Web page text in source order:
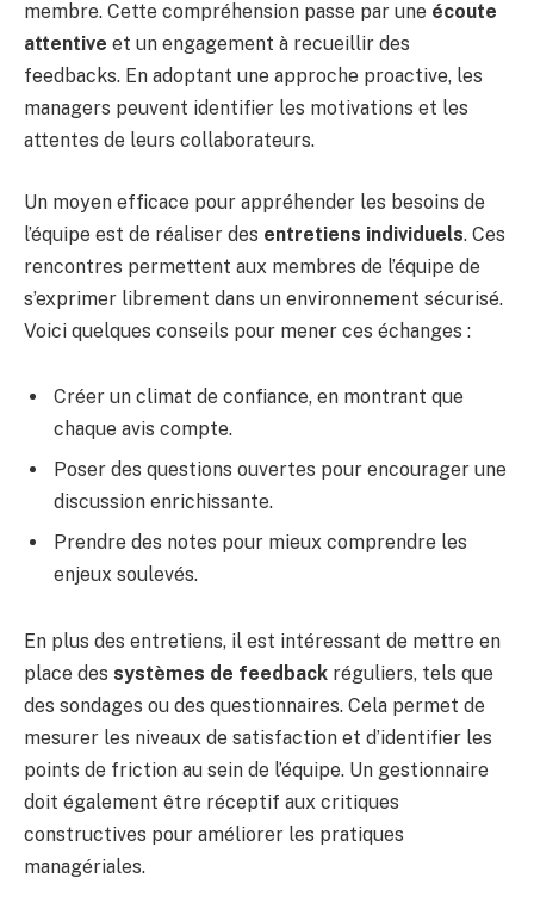
membre. Cette compréhension passe par une écoute
attentive et un engagement à recueillir des
feedbacks. En adoptant une approche proactive, les
managers peuvent identifier les motivations et les
attentes de leurs collaborateurs.
Un moyen efficace pour appréhender les besoins de
l’équipe est de réaliser des entretiens individuels. Ces
rencontres permettent aux membres de l’équipe de
s’exprimer librement dans un environnement sécurisé.
Voici quelques conseils pour mener ces échanges :
Créer un climat de confiance, en montrant que
chaque avis compte.
Poser des questions ouvertes pour encourager une
discussion enrichissante.
Prendre des notes pour mieux comprendre les
enjeux soulevés.
En plus des entretiens, il est intéressant de mettre en
place des systèmes de feedback réguliers, tels que
des sondages ou des questionnaires. Cela permet de
mesurer les niveaux de satisfaction et d’identifier les
points de friction au sein de l’équipe. Un gestionnaire
doit également être réceptif aux critiques
constructives pour améliorer les pratiques
managériales.